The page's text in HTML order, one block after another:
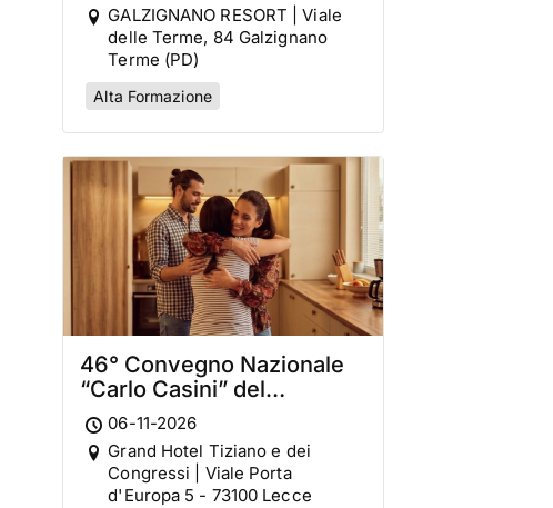
GALZIGNANO RESORT | Viale
delle Terme, 84 Galzignano
Terme (PD)
Alta Formazione
46° Convegno Nazionale
“Carlo Casini” del
Movimento per la Vita
Italiano
06-11-2026
Grand Hotel Tiziano e dei
Congressi | Viale Porta
d'Europa 5 - 73100 Lecce